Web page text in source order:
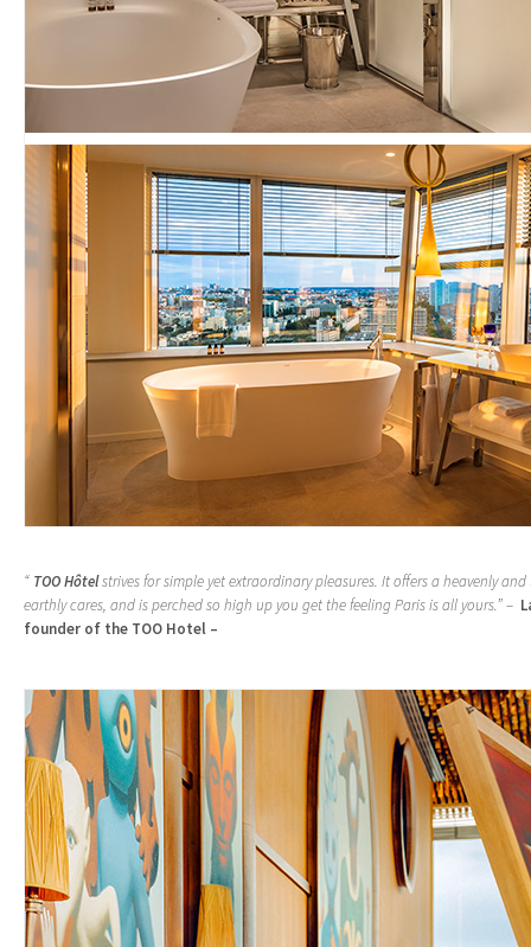
“ TOO Hôtelstrives for simple yet extraordinary pleasures. It offers a heavenly
earthly cares, and is perched so high up you get the feeling Paris is all yours.”–
founder of the TOO Hotel –